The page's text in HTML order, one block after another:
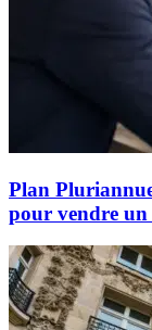
Plan
pour vendre un